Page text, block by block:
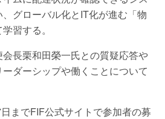
グローバル化とIT化が進む「物
習する。
長栗和田榮一氏との質疑応答や
ダーシップや働くことについて
までFIF公式サイトで参加者の募